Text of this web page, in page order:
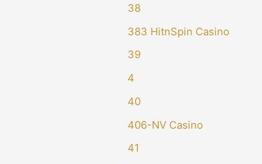
38
383 HitnSpin Casino
39
4
40
406-NV Casino
41